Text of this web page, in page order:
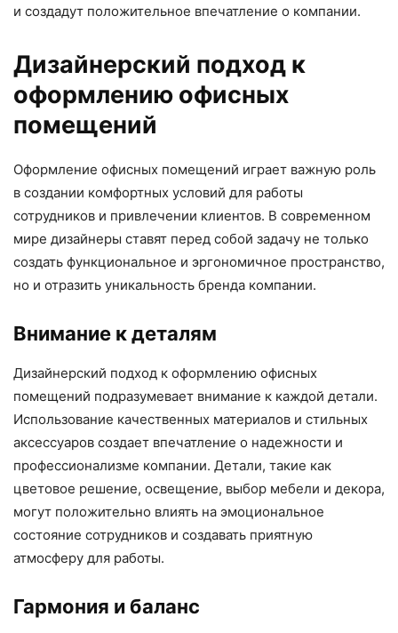
и создадут положительное впечатление о компании.
Дизайнерский подход к
оформлению офисных
помещений
Оформление офисных помещений играет важную роль
в создании комфортных условий для работы
сотрудников и привлечении клиентов. В современном
мире дизайнеры ставят перед собой задачу не только
создать функциональное и эргономичное пространство,
но и отразить уникальность бренда компании.
Внимание к деталям
Дизайнерский подход к оформлению офисных
помещений подразумевает внимание к каждой детали.
Использование качественных материалов и стильных
аксессуаров создает впечатление о надежности и
профессионализме компании. Детали, такие как
цветовое решение, освещение, выбор мебели и декора,
могут положительно влиять на эмоциональное
состояние сотрудников и создавать приятную
атмосферу для работы.
Гармония и баланс